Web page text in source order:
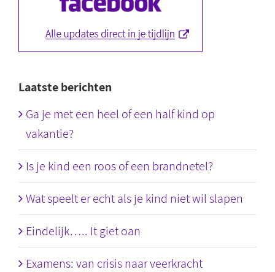
Laatste berichten
Ga je met een heel of een half kind op
vakantie?
Is je kind een roos of een brandnetel?
Wat speelt er echt als je kind niet wil slapen
Eindelijk….. It giet oan
Examens: van crisis naar veerkracht